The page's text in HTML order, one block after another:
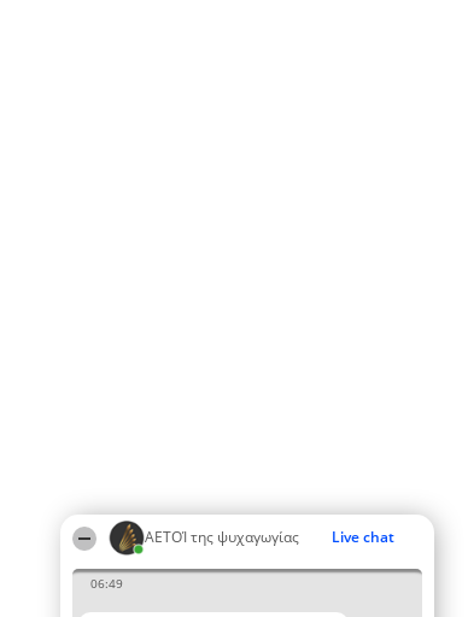
ΑΕΤΟΊ της ψυχαγωγίας Live chat
06:49